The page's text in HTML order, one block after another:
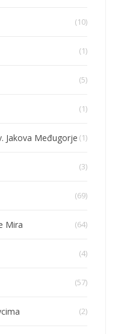
(10)
(1)
(5)
(1)
Jakova Međugorje (1)
(3)
(69)
Mira (64)
(4)
(57)
(2)